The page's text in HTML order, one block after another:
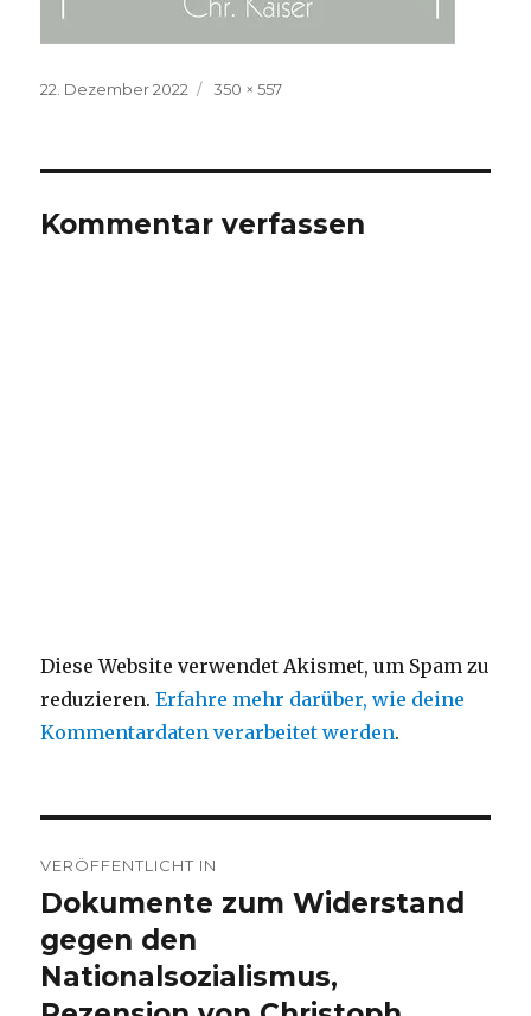
Veröffentlicht
22. Dezember 2022
Volle
350 × 557
Kommentar verfassen
Diese Website verwendet Akismet, um Spam zu
reduzieren.Erfahre mehr darüber, wie deine
Kommentardaten verarbeitet werden.
VERÖFFENTLICHT IN
Dokumente zum Widerstand
gegen den
Nationalsozialismus,